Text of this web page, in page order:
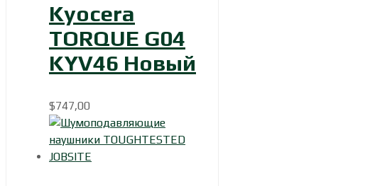
Kyocera
TORQUE G04
KYV46 Новый
$747,00